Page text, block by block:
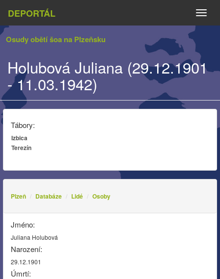
DEPORTÁL
Osudy obětí šoa na Plzeňsku
Holubová Juliana (29.12.1901
- 11.03.1942)
Tábory:
Izbica
Terezín
Plzeň Databáze Lidé Osoby
Jméno:
Juliana Holubová
Narození:
29.12.1901
Úmrtí: